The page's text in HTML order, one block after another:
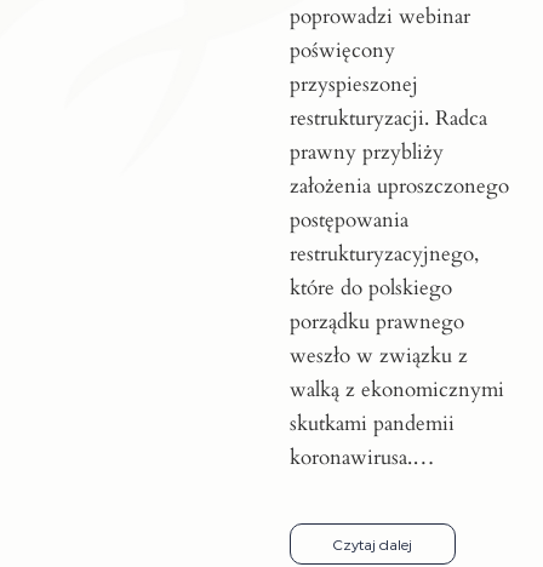
poprowadzi webinar
poświęcony
przyspieszonej
restrukturyzacji. Radca
prawny przybliży
założenia uproszczonego
postępowania
restrukturyzacyjnego,
które do polskiego
porządku prawnego
weszło w związku z
walką z ekonomicznymi
skutkami pandemii
koronawirusa.…
Czytaj dalej